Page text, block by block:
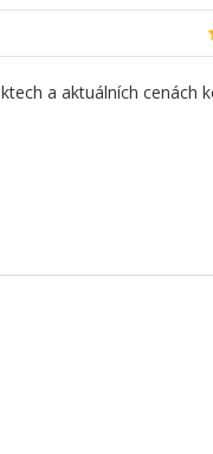
a aktuálních cenách